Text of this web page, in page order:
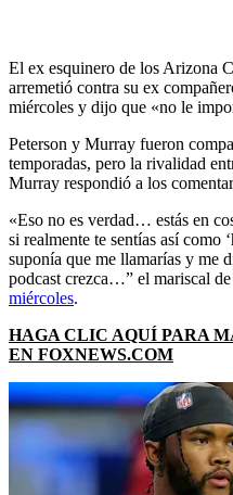
El ex esquinero de los Arizona
arremetió contra su ex
miércoles y dijo que «no le
Peterson y Murray fueron
temporadas, pero la rivalidad
Murray respondió a los
«Eso no es verdad… estás en
si realmente te sentías así como
suponía que me llamarías y me
podcast crezca…” el mariscal
miércoles.
HAGA CLIC AQUÍ PARA
EN FOXNEWS.COM